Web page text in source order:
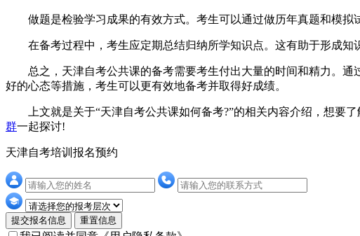
做题是检验学习成果的有效方式。考生可以通过做历年真题和模拟
在备考过程中，考生应定期总结归纳所学知识点。这有助于形成知
总之，天津自考公共课的备考需要考生付出大量的时间和精力。通
好的心态等措施，考生可以更有效地备考并取得好成绩。
上文就是关于“天津自考公共课如何备考?”的相关内容介绍，想要了
群一起探讨!
天津自考培训报名预约
提交报名信息 重置信息